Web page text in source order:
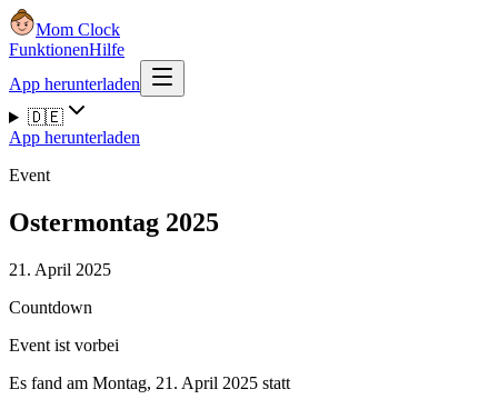
Mom Clock
FunktionenHilfe
App herunterladen
🇩🇪
App herunterladen
Event
Ostermontag 2025
21. April 2025
Countdown
Event ist vorbei
Es fand am Montag, 21. April 2025 statt